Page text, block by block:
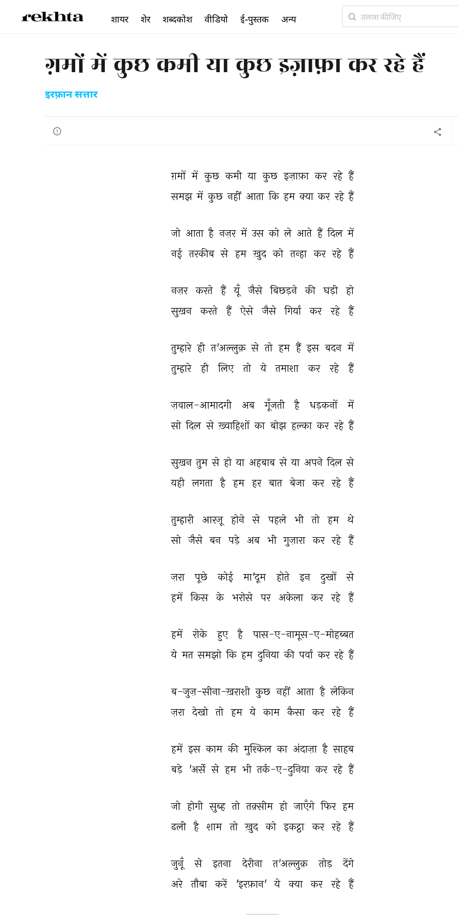
ग़मों में कुछ कमी या कुछ इज़ाफ़ा कर रहे हैं
इरफ़ान सत्तार
ग़मों में कुछ कमी या कुछ इज़ाफ़ा कर रहे हैं
समझ में कुछ नहीं आता कि हम क्या कर रहे हैं
जो आता है नज़र में उस को ले आते हैं दिल में
नई तरकीब से हम ख़ुद को तन्हा कर रहे हैं
नज़र करते हैं यूँ जैसे बिछड़ने की घड़ी हो
सुख़न
करते हैं ऐसे जैसे गिर्या कर रहे हैं
तुम्हारे ही त'अल्लुक़ से तो हम हैं इस बदन में
तुम्हारे
ही लिए तो ये तमाशा कर रहे हैं
ज़वाल-आमादगी अब गूँजती है धड़कनों
में
सो दिल से ख़्वाहिशों का बोझ हल्का कर रहे हैं
सुख़न तुम से हो या अहबाब से या अपने दिल से
यही लगता है हम हर बात बेजा कर रहे हैं
तुम्हारी आरज़ू होने से पहले भी तो हम
थे
सो जैसे बन पड़े अब भी गुज़ारा कर रहे हैं
ज़रा पूछे कोई मा'दूम होते इन दुखों
से
हमें किस के भरोसे पर अकेला कर रहे हैं
हमें रोके हुए है
पास-ए-नामूस-ए-मोहब्बत
ये मत समझो कि हम दुनिया की पर्वा कर रहे हैं
ब-जुज़-सीना-ख़राशी कुछ नहीं आता है लेकिन
ज़रा देखो तो हम ये काम कैसा कर रहे हैं
हमें इस काम की मुश्किल का अंदाज़ा है साहब
बड़े 'अर्से से हम भी तर्क-ए-दुनिया कर रहे हैं
जो होगी सुब्ह तो तक़्सीम हो जाएँगे फिर हम
ढली है शाम तो ख़ुद को इकट्ठा कर रहे हैं
जुनूँ से इतना देरीना त'अल्लुक़ तोड़
देंगे
अरे
तौबा करें 'इरफ़ान' ये क्या कर रहे हैं
शायर शेर शब्दकोश वीडियो ई-पुस्तक अन्य